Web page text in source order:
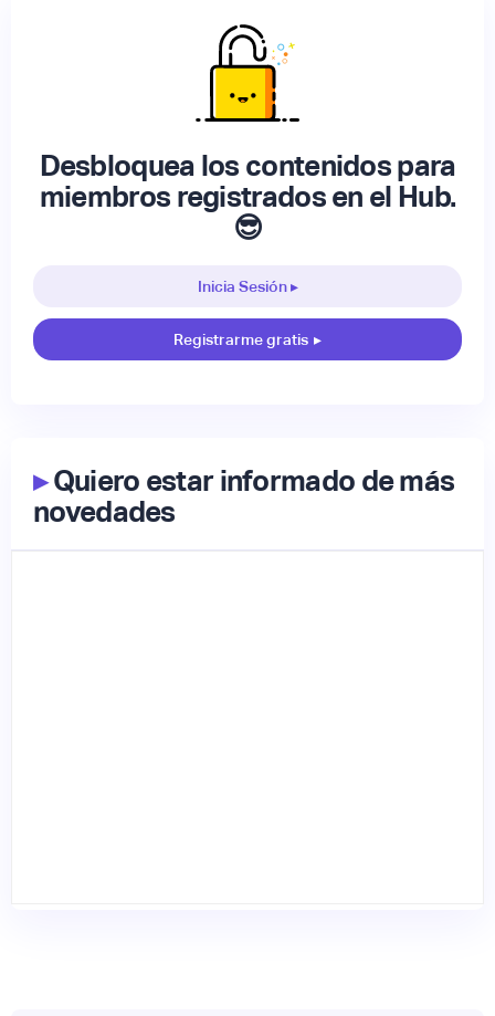
Desbloquea los contenidos para
miembros registrados en el Hub.
😎
Inicia Sesión ▸
Registrarme gratis ▸
▸Quiero estar informado de más
novedades